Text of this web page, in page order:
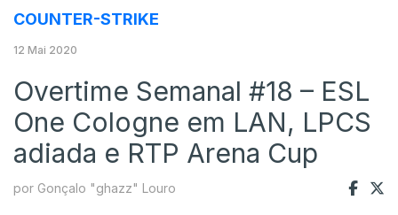
COUNTER-STRIKE
12 Mai 2020
Overtime Semanal #18 – ESL
One Cologne em LAN, LPCS
adiada e RTP Arena Cup
por Gonçalo "ghazz" Louro